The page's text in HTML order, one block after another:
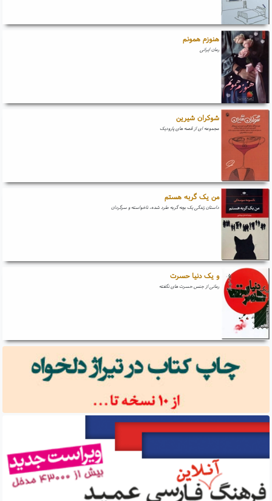
هنوزم همونم
رمان ایرانی
شوکران شیرین
مجموعه ای از قصه های پارودیک
من یک گربه هستم
داستان زندگی یک بچه گربه طرد شده، ناخواسته و سرگردان
و یک دنیا حسرت
رمانی از جنس حسرت های نگفته